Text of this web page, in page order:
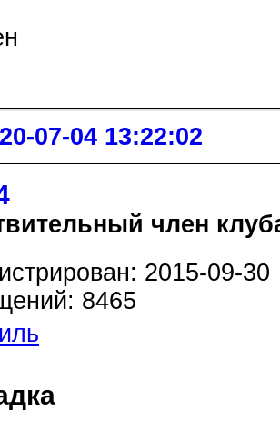
07-04 13:22:02
член
2015-09-30
8465